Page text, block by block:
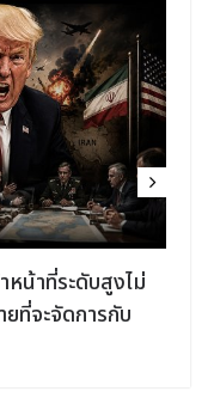
น้าที่ระดับสูงไม่
ที่จะจัดการกับ